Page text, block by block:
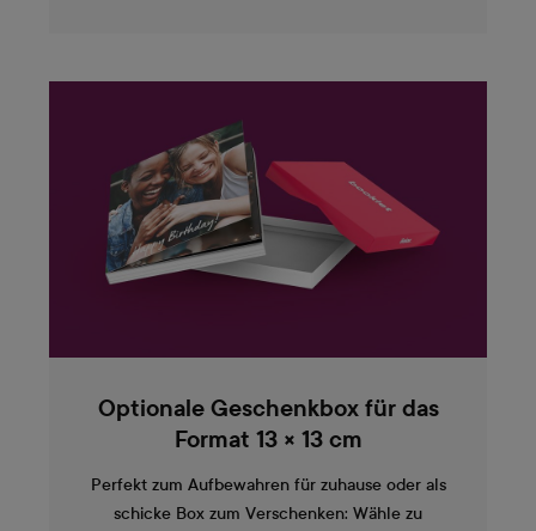
Optionale Geschenkbox für das
Format 13 × 13 cm
Perfekt zum Aufbewahren für zuhause oder als
schicke Box zum Verschenken: Wähle zu